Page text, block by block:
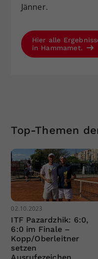
Jänner.
Hier alle
in Hammamet.
Top-Themen
02.10.2023
ITF Pazardzhik: 6:0,
6:0 im Finale –
Kopp/Oberleitner
setzen